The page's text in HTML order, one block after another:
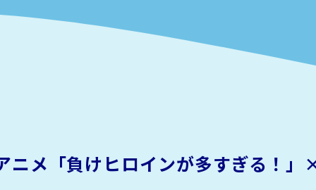
ニメ「負けヒロインが多すぎる！